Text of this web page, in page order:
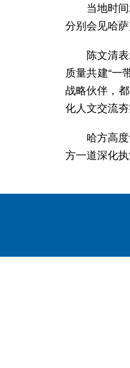
当地时
分别会见哈
陈文清
质量共建“一
战略伙伴，
化人文交流
哈方高
方一道深化